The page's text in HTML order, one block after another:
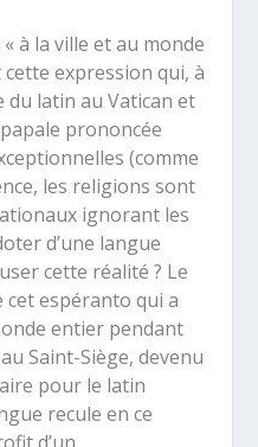
à la ville et au monde
expression qui, à
du latin au Vatican et
prononcée
(comme
les religions sont
ignorant les
d’une langue
cette réalité ? Le
espéranto qui a
entier pendant
Saint-Siège, devenu
pour le latin
recule en ce